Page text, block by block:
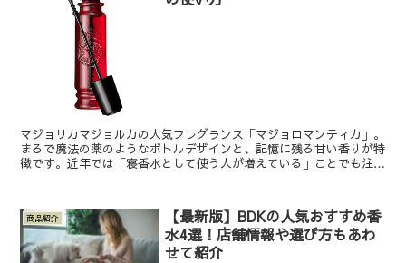
マジョリカマジョルカの人気フレグランス「マジョロマンティカ」。
まるで魔法の薬のようなボトルデザインと、記憶に残る甘い香りが特
徴です。近年では「寝香水として使う人が増えている」ことでも注目
商品紹介
【最新版】BDKの人気おすすめ香
水4選！店舗情報や選び方もあわ
せて紹介